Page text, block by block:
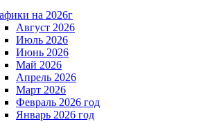
на 2026г
Август 2026
Июль 2026
Июнь 2026
Май 2026
Апрель 2026
Март 2026
Февраль 2026 год
Январь 2026 год